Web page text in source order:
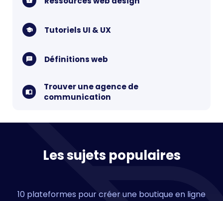
Tutoriels UI & UX
Définitions web
Trouver une agence de
communication
Les sujets populaires
10 plateformes pour créer une boutique en ligne